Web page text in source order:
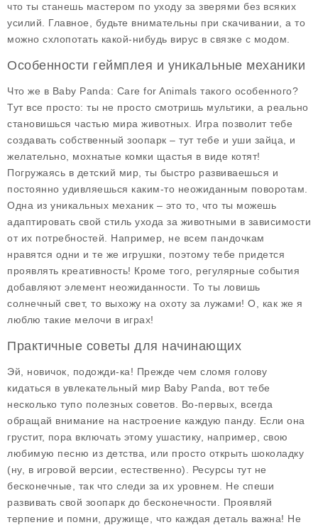
что ты станешь мастером по уходу за зверями без всяких
усилий. Главное, будьте внимательны при скачивании, а то
можно схлопотать какой-нибудь вирус в связке с модом.
Особенности геймплея и уникальные механики
Что же в Baby Panda: Care for Animals такого особенного?
Тут все просто: ты не просто смотришь мультики, а реально
становишься частью мира животных. Игра позволит тебе
создавать собственный зоопарк – тут тебе и уши зайца, и
желательно, мохнатые комки щастья в виде котят!
Погружаясь в детский мир, ты быстро развиваешься и
постоянно удивляешься каким-то неожиданным поворотам.
Одна из уникальных механик – это то, что ты можешь
адаптировать свой стиль ухода за животными в зависимости
от их потребностей. Например, не всем пандочкам
нравятся одни и те же игрушки, поэтому тебе придется
проявлять креативность! Кроме того, регулярные события
добавляют элемент неожиданности. То ты ловишь
солнечный свет, то выхожу на охоту за лужами! О, как же я
люблю такие мелочи в играх!
Практичные советы для начинающих
Эй, новичок, подожди-ка! Прежде чем сломя голову
кидаться в увлекательный мир Baby Panda , вот тебе
несколько тупо полезных советов. Во-первых, всегда
обращай внимание на настроение каждую панду. Если она
грустит, пора включать этому ушастику, например, свою
любимую песню из детства, или просто открыть шоколадку
(ну, в игровой версии, естественно). Ресурсы тут не
бесконечные, так что следи за их уровнем. Не спеши
развивать свой зоопарк до бесконечности. Проявляй
терпение и помни, дружище, что каждая деталь важна! Не